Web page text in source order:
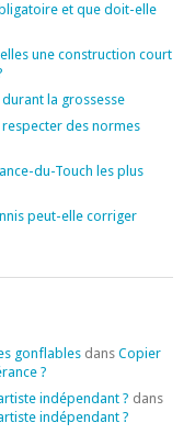
et que doit-elle
une construction court
la grossesse
des normes
du-Touch les plus
peut-elle corriger
gonflables dans Copier
?
indépendant ? dans
indépendant ?